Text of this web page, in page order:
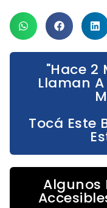
"Hace 2
Llaman
Tocá Este
Algunos